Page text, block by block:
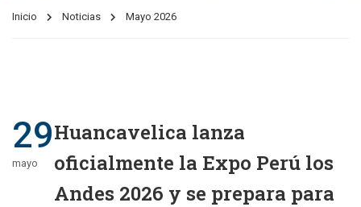
Inicio Noticias Mayo 2026
29
mayo
Huancavelica lanza
oficialmente la Expo Perú los
Andes 2026 y se prepara para